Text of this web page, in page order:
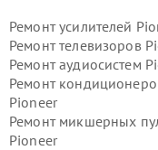
Ремонт усилителей
Ремонт телевизоров
Ремонт аудиосистем
Ремонт
Pioneer
Ремонт микшерных
Pioneer